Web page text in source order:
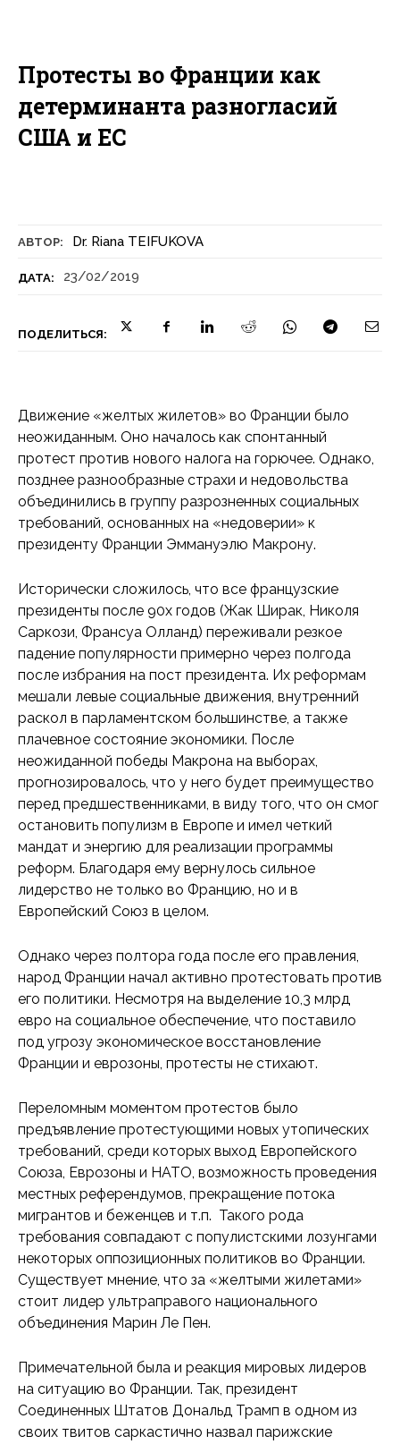
АВТОР: Dr. Riana TEIFUKOVA
ДАТА: 23/02/2019
ПОДЕЛИТЬСЯ:
Протесты во Франции как
детерминанта разногласий
США и ЕС
Движение «желтых жилетов» во Франции было
неожиданным. Оно началось как спонтанный
протест против нового налога на горючее. Однако,
позднее разнообразные страхи и недовольства
объединились в группу разрозненных социальных
требований, основанных на «недоверии» к
президенту Франции Эммануэлю Макрону.
Исторически сложилось, что все французские
президенты после 90х годов (Жак Ширак, Николя
Саркози, Франсуа Олланд) переживали резкое
падение популярности примерно через полгода
после избрания на пост президента. Их реформам
мешали левые социальные движения, внутренний
раскол в парламентском большинстве, а также
плачевное состояние экономики. После
неожиданной победы Макрона на выборах,
прогнозировалось, что у него будет преимущество
перед предшественниками, в виду того, что он смог
остановить популизм в Европе и имел четкий
мандат и энергию для реализации программы
реформ. Благодаря ему вернулось сильное
лидерство не только во Францию, но и в
Европейский Союз в целом.
Однако через полтора года после его правления,
народ Франции начал активно протестовать против
его политики. Несмотря на выделение 10,3 млрд
евро на социальное обеспечение, что поставило
под угрозу экономическое восстановление
Франции и еврозоны, протесты не стихают.
Переломным моментом протестов было
предъявление протестующими новых утопических
требований, среди которых выход Европейского
Союза, Еврозоны и НАТО, возможность проведения
местных референдумов, прекращение потока
мигрантов и беженцев и т.п. Такого рода
требования совпадают с популистскими лозунгами
некоторых оппозиционных политиков во Франции.
Существует мнение, что за «желтыми жилетами»
стоит лидер ультраправого национального
объединения Марин Ле Пен.
Примечательной была и реакция мировых лидеров
на ситуацию во Франции. Так, президент
Соединенных Штатов Дональд Трамп в одном из
своих твитов саркастично назвал парижские